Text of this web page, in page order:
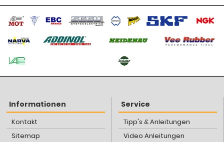
Informationen
Kontakt
Sitemap
Service
Tipp's & Anleitungen
Video Anleitungen